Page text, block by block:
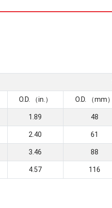
O.D. （in.） O.D. （mm）
1.89 48
2.40 61
3.46 88
4.57 116